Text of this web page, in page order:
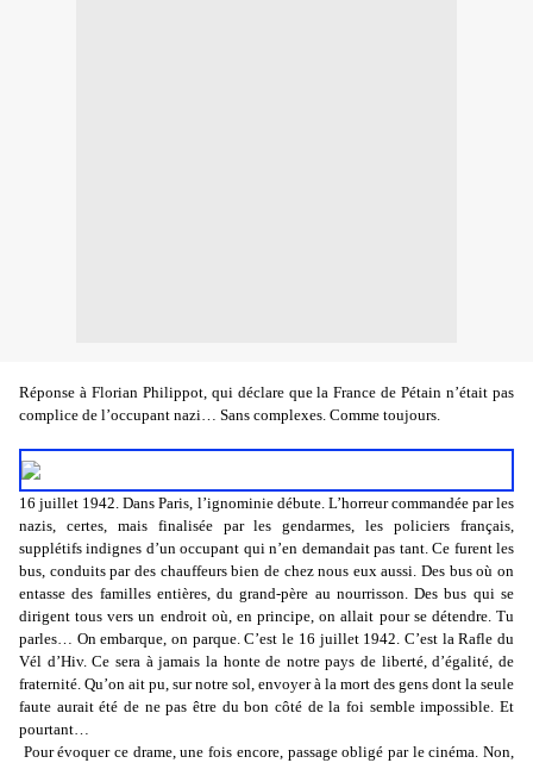
Réponse à Florian Philippot, qui déclare que la France de Pétain n’était pas
complice de l’occupant nazi… Sans complexes. Comme toujours.
16 juillet 1942. Dans Paris, l’ignominie débute. L’horreur commandée par les
nazis, certes, mais finalisée par les gendarmes, les policiers français,
supplétifs indignes d’un occupant qui n’en demandait pas tant. Ce furent les
bus, conduits par des chauffeurs bien de chez nous eux aussi. Des bus où on
entasse des familles entières, du grand-père au nourrisson. Des bus qui se
dirigent tous vers un endroit où, en principe, on allait pour se détendre. Tu
parles… On embarque, on parque. C’est le 16 juillet 1942. C’est la Rafle du
Vél d’Hiv. Ce sera à jamais la honte de notre pays de liberté, d’égalité, de
fraternité. Qu’on ait pu, sur notre sol, envoyer à la mort des gens dont la seule
faute aurait été de ne pas être du bon côté de la foi semble impossible. Et
pourtant…
Pour évoquer ce drame, une fois encore, passage obligé par le cinéma. Non,